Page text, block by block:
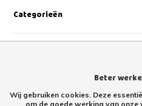
Categorieën
Beter
Wij gebruiken cookies. Deze
om de goede werking van